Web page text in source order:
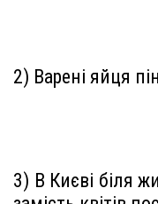
2) Варені яйця
3) В Києві біля